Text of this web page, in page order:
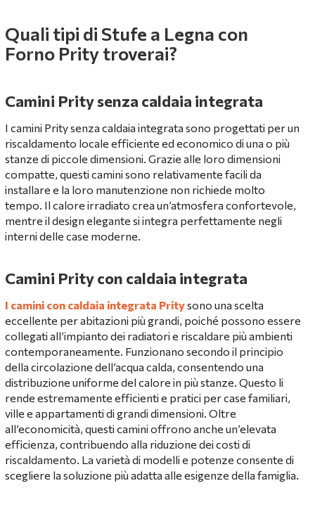
Quali tipi di Stufe a Legna con
Forno Prity troverai?
Camini Prity senza caldaia integrata
I camini Prity senza caldaia integrata sono progettati per un
riscaldamento locale efficiente ed economico di una o più
stanze di piccole dimensioni. Grazie alle loro dimensioni
compatte, questi camini sono relativamente facili da
installare e la loro manutenzione non richiede molto
tempo. Il calore irradiato crea un’atmosfera confortevole,
mentre il design elegante si integra perfettamente negli
interni delle case moderne.
Camini Prity con caldaia integrata
I camini con caldaia integrata Pritysono una scelta
eccellente per abitazioni più grandi, poiché possono essere
collegati all’impianto dei radiatori e riscaldare più ambienti
contemporaneamente. Funzionano secondo il principio
della circolazione dell’acqua calda, consentendo una
distribuzione uniforme del calore in più stanze. Questo li
rende estremamente efficienti e pratici per case familiari,
ville e appartamenti di grandi dimensioni. Oltre
all’economicità, questi camini offrono anche un’elevata
efficienza, contribuendo alla riduzione dei costi di
riscaldamento. La varietà di modelli e potenze consente di
scegliere la soluzione più adatta alle esigenze della famiglia.